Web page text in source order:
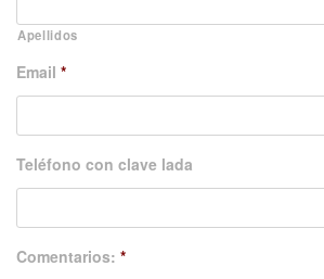
Apellidos
Email *
Teléfono con clave lada
Comentarios: *